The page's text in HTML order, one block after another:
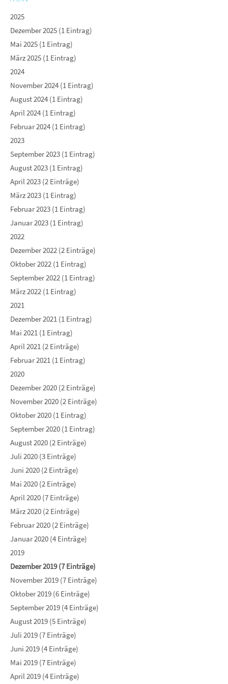
2025
Dezember 2025 (1 Eintrag)
Mai 2025 (1 Eintrag)
März 2025 (1 Eintrag)
2024
November 2024 (1 Eintrag)
August 2024 (1 Eintrag)
April 2024 (1 Eintrag)
Februar 2024 (1 Eintrag)
2023
September 2023 (1 Eintrag)
August 2023 (1 Eintrag)
April 2023 (2 Einträge)
März 2023 (1 Eintrag)
Februar 2023 (1 Eintrag)
Januar 2023 (1 Eintrag)
2022
Dezember 2022 (2 Einträge)
Oktober 2022 (1 Eintrag)
September 2022 (1 Eintrag)
März 2022 (1 Eintrag)
2021
Dezember 2021 (1 Eintrag)
Mai 2021 (1 Eintrag)
April 2021 (2 Einträge)
Februar 2021 (1 Eintrag)
2020
Dezember 2020 (2 Einträge)
November 2020 (2 Einträge)
Oktober 2020 (1 Eintrag)
September 2020 (1 Eintrag)
August 2020 (2 Einträge)
Juli 2020 (3 Einträge)
Juni 2020 (2 Einträge)
Mai 2020 (2 Einträge)
April 2020 (7 Einträge)
März 2020 (2 Einträge)
Februar 2020 (2 Einträge)
Januar 2020 (4 Einträge)
2019
Dezember 2019 (7 Einträge)
November 2019 (7 Einträge)
Oktober 2019 (6 Einträge)
September 2019 (4 Einträge)
August 2019 (5 Einträge)
Juli 2019 (7 Einträge)
Juni 2019 (4 Einträge)
Mai 2019 (7 Einträge)
April 2019 (4 Einträge)